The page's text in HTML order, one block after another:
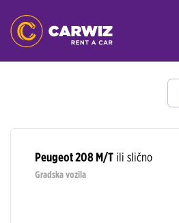
Peugeot 208 M/T ili slično
Gradska vozila